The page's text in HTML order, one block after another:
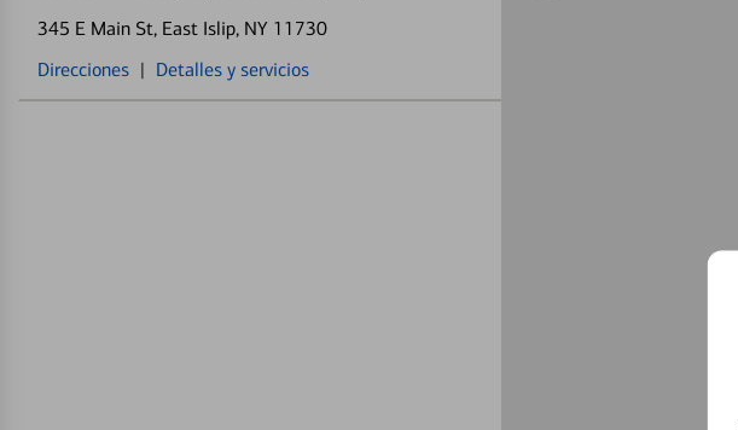
345 E Main St, East Islip, NY 11730
Direcciones | Detalles y servicios